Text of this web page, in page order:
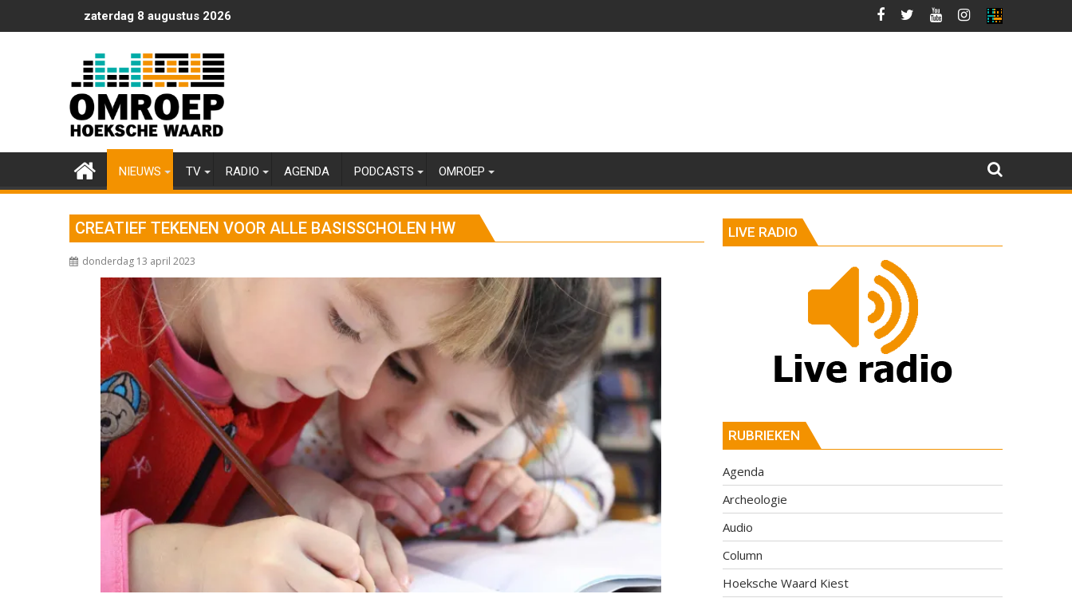
naar
zaterdag 8 augustus 2026
NIEUWS TV RADIO AGENDA PODCASTS OMROEP
CREATIEF TEKENEN VOOR ALLE BASISSCHOLEN HW
donderdag 13 april 2023
LIVE RADIO
RUBRIEKEN
Agenda
Archeologie
Audio
Column
Hoeksche Waard Kiest